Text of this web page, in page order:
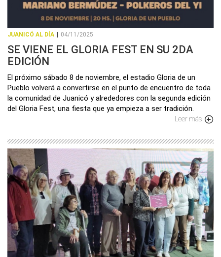
JUANICÓ AL DÍA 04/11/2025
SE VIENE EL GLORIA FEST EN SU 2DA
EDICIÓN
El próximo sábado 8 de noviembre, el estadio Gloria de un
Pueblo volverá a convertirse en el punto de encuentro de toda
la comunidad de Juanicó y alrededores con la segunda edición
del Gloria Fest, una fiesta que ya empieza a ser tradición.
Leer más